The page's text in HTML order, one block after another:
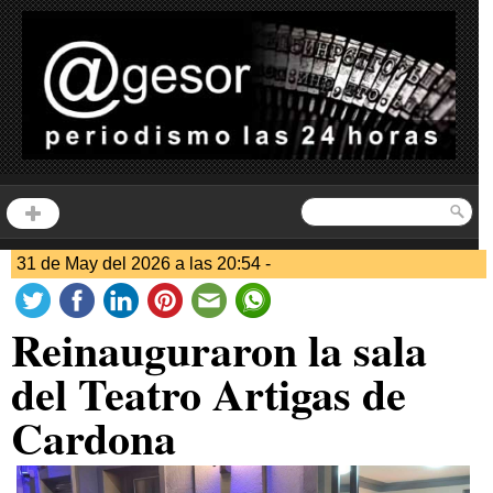
31 de May del 2026 a las 20:54 -
Reinauguraron la sala
del Teatro Artigas de
Cardona